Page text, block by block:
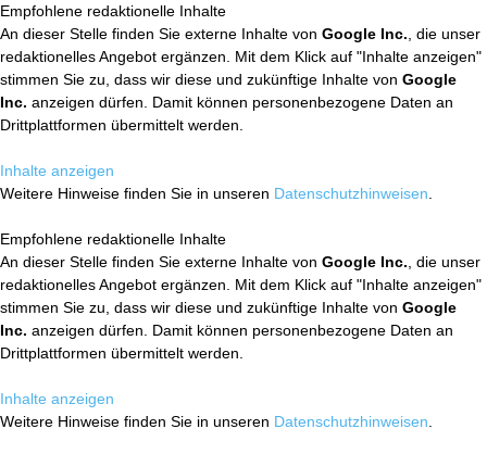
Empfohlene redaktionelle Inhalte
An dieser Stelle finden Sie externe Inhalte von Google Inc. , die unser
redaktionelles Angebot ergänzen. Mit dem Klick auf "Inhalte anzeigen"
stimmen Sie zu, dass wir diese und zukünftige Inhalte von Google
Inc. anzeigen dürfen. Damit können personenbezogene Daten an
Drittplattformen übermittelt werden.
Inhalte anzeigen
Weitere Hinweise finden Sie in unseren Datenschutzhinweisen
Empfohlene redaktionelle Inhalte
An dieser Stelle finden Sie externe Inhalte von Google Inc. , die unser
redaktionelles Angebot ergänzen. Mit dem Klick auf "Inhalte anzeigen"
stimmen Sie zu, dass wir diese und zukünftige Inhalte von Google
Inc. anzeigen dürfen. Damit können personenbezogene Daten an
Drittplattformen übermittelt werden.
Inhalte anzeigen
Weitere Hinweise finden Sie in unseren Datenschutzhinweisen